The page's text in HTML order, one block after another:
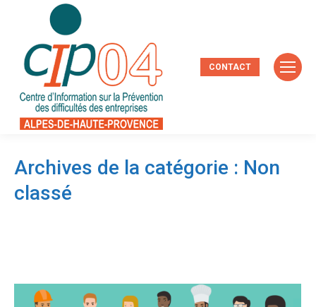
CONTACT
Archives de la catégorie : Non
classé